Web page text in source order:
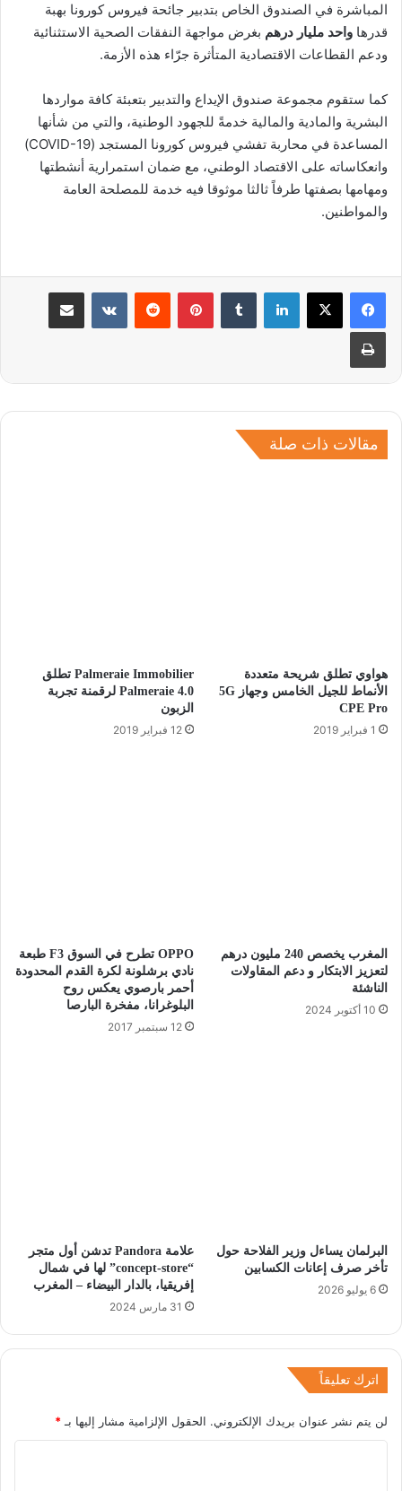
المباشرة في الصندوق الخاص بتدبير جائحة فيروس كورونا بهبة
قدرها واحد مليار درهم بغرض مواجهة النفقات الصحية الاستثنائية
ودعم القطاعات الاقتصادية المتأثرة جرّاء هذه الأزمة.
كما ستقوم مجموعة صندوق الإيداع والتدبير بتعبئة كافة مواردها
البشرية والمادية والمالية خدمةً للجهود الوطنية، والتي من شأنها
المساعدة في محاربة تفشي فيروس كورونا المستجد (COVID-19)
وانعكاساته على الاقتصاد الوطني، مع ضمان استمرارية أنشطتها
ومهامها بصفتها طرفاً ثالثا موثوقا فيه خدمة للمصلحة العامة
والمواطنين.
لينكدإن بينتيريست مشاركة عبر البريد
طباعة
مقالات ذات صلة
هواوي تطلق شريحة متعددة
الأنماط للجيل الخامس وجهاز 5G
CPE Pro
1 فبراير 2019
Palmeraie Immobilier تطلق
Palmeraie 4.0 لرقمنة تجربة
الزبون
12 فبراير 2019
المغرب يخصص 240 مليون درهم
لتعزيز الابتكار و دعم المقاولات
الناشئة
10 أكتوبر 2024
OPPO تطرح في السوق F3 طبعة
نادي برشلونة لكرة القدم المحدودة
أحمر بارصوي يعكس روح
البلوغرانا، مفخرة البارصا
12 سبتمبر 2017
البرلمان يساءل وزير الفلاحة حول
تأخر صرف إعانات الكسابين
6 يوليو 2026
علامة Pandora تدشن أول متجر
“concept-store” لها في شمال
إفريقيا، بالدار البيضاء – المغرب
31 مارس 2024
اترك تعليقاً
لن يتم نشر عنوان بريدك الإلكتروني. الحقول الإلزامية مشار إليها بـ *